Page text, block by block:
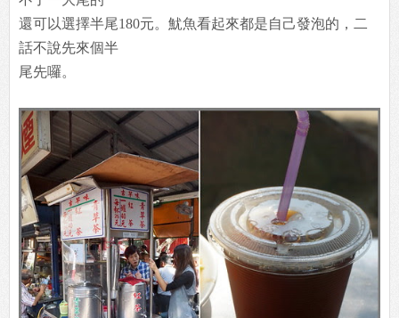
還可以選擇半尾180元。魷魚看起來都是自己發泡的，二
話不說先來個半
尾先囉。